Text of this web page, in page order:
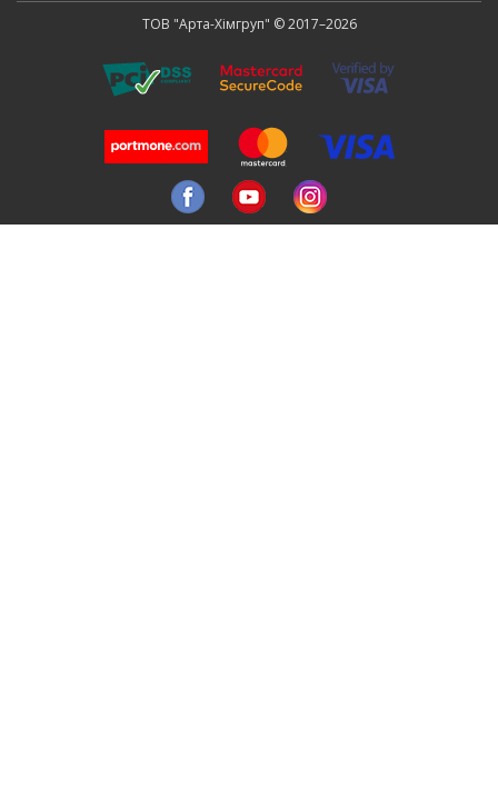
ТОВ "Арта-Хімгруп" © 2017–2026
Ми у FacebookМи у YoutubeМи у Instagram